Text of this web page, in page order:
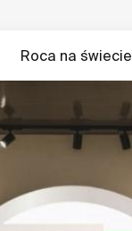
Roca na świecie